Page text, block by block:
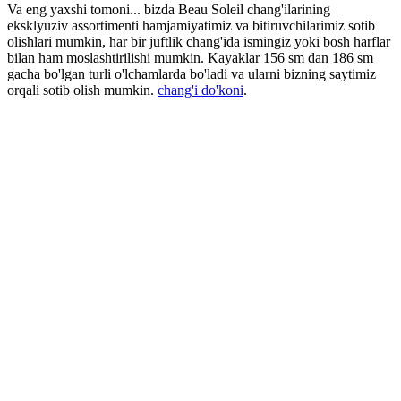
Va eng yaxshi tomoni... bizda Beau Soleil chang'ilarining
eksklyuziv assortimenti hamjamiyatimiz va bitiruvchilarimiz sotib
olishlari mumkin, har bir juftlik chang'ida ismingiz yoki bosh harflar
bilan ham moslashtirilishi mumkin. Kayaklar 156 sm dan 186 sm
gacha bo'lgan turli o'lchamlarda bo'ladi va ularni bizning saytimiz
orqali sotib olish mumkin. chang'i do'koni.